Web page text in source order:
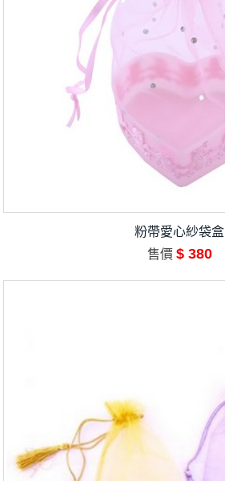
粉帶愛心紗袋盒
售價 $ 380